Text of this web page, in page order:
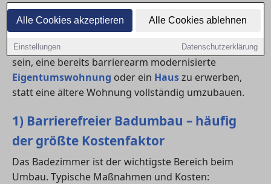
Alle Cookies akzeptieren Alle Cookies ablehnen
Einstellungen Datenschutzerklärung
Orientierung zu Fördermitteln sowie möglichen
Einsparpotenzialen.
Je nach Zustand der Immobilie kann es auch sinnvoll
sein, eine bereits barrierearm modernisierte
Eigentumswohnung oder ein Hauszu erwerben,
statt eine ältere Wohnung vollständig umzubauen.
1) Barrierefreier Badumbau – häufig
der größte Kostenfaktor
Das Badezimmer ist der wichtigste Bereich beim
Umbau. Typische Maßnahmen und Kosten: